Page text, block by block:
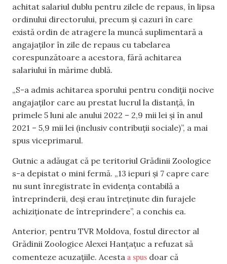
achitat salariul dublu pentru zilele de repaus, în lipsa
ordinului directorului, precum și cazuri în care
există ordin de atragere la muncă suplimentară a
angajaților în zile de repaus cu tabelarea
corespunzătoare a acestora, fără achitarea
salariului în mărime dublă.
„S-a admis achitarea sporului pentru condiții nocive
angajaților care au prestat lucrul la distanță, în
primele 5 luni ale anului 2022 – 2,9 mii lei și în anul
2021 – 5,9 mii lei (inclusiv contribuții sociale)”, a mai
spus viceprimarul.
Gutnic a adăugat că pe teritoriul Grădinii Zoologice
s-a depistat o mini fermă. „13 iepuri și 7 capre care
nu sunt înregistrate în evidența contabilă a
întreprinderii, deși erau întreținute din furajele
achiziționate de întreprindere”, a conchis ea.
Anterior, pentru TVR Moldova, fostul director al
Grădinii Zoologice Alexei Hanţaţuc a refuzat să
comenteze acuzațiile. Acesta a spus doar că